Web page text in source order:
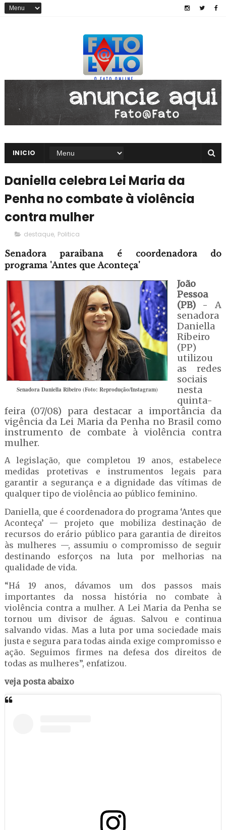
INICIO
Daniella celebra Lei Maria da
Penha no combate à violência
contra mulher
destaque, Politica
Senadora paraibana é coordenadora do
programa 'Antes que Aconteça'
Senadora Daniella Ribeiro (Foto: Reprodução/Instagram)
João
Pessoa
(PB)- A
senadora
Daniella
Ribeiro
(PP)
utilizou
as redes
sociais
nesta
quinta-
feira (07/08) para destacar a importância da
vigência da Lei Maria da Penha no Brasil como
instrumento de combate à violência contra
mulher.
A legislação, que completou 19 anos, estabelece
medidas protetivas e instrumentos legais para
garantir a segurança e a dignidade das vítimas de
qualquer tipo de violência ao público feminino.
Daniella, que é coordenadora do programa ‘Antes que
Aconteça’ — projeto que mobiliza destinação de
recursos do erário público para garantia de direitos
às mulheres —, assumiu o compromisso de seguir
destinando esforços na luta por melhorias na
qualidade de vida.
“Há 19 anos, dávamos um dos passos mais
importantes da nossa história no combate à
violência contra a mulher. A Lei Maria da Penha se
tornou um divisor de águas. Salvou e continua
salvando vidas. Mas a luta por uma sociedade mais
justa e segura para todas ainda exige compromisso e
ação. Seguimos firmes na defesa dos direitos de
todas as mulheres”, enfatizou.
veja posta abaixo